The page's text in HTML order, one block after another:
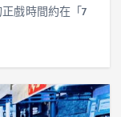
戲時間約在「7